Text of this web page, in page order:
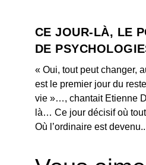
CE JOUR-LÀ, LE
DE
« Oui, tout peut changer,
est le premier jour du
vie »…, chantait Etienne
là… Ce jour décisif où
Où l’ordinaire est